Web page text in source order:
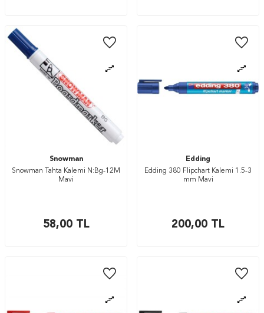
Snowman
Snowman Tahta Kalemi N:Bg-12M
Mavi
58,00TL
Edding
Edding 380 Flipchart Kalemi 1.5-3
mm Mavi
200,00 TL